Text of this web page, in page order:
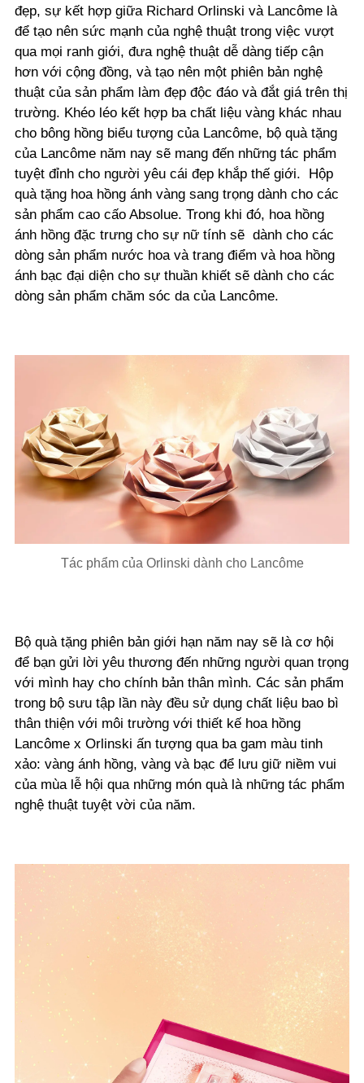
đẹp, sự kết hợp giữa Richard Orlinski và Lancôme là
để tạo nên sức mạnh của nghệ thuật trong việc vượt
qua mọi ranh giới, đưa nghệ thuật dễ dàng tiếp cận
hơn với cộng đồng, và tạo nên một phiên bản nghệ
thuật của sản phẩm làm đẹp độc đáo và đắt giá trên thị
trường. Khéo léo kết hợp ba chất liệu vàng khác nhau
cho bông hồng biểu tượng của Lancôme, bộ quà tặng
của Lancôme năm nay sẽ mang đến những tác phẩm
tuyệt đỉnh cho người yêu cái đẹp khắp thế giới. Hộp
quà tặng hoa hồng ánh vàng sang trọng dành cho các
sản phẩm cao cấo Absolue. Trong khi đó, hoa hồng
ánh hồng đặc trưng cho sự nữ tính sẽ dành cho các
dòng sản phẩm nước hoa và trang điểm và hoa hồng
ánh bạc đại diện cho sự thuần khiết sẽ dành cho các
dòng sản phẩm chăm sóc da của Lancôme.
Tác phẩm của Orlinski dành cho Lancôme
Bộ quà tặng phiên bản giới hạn năm nay sẽ là cơ hội
để bạn gửi lời yêu thương đến những người quan trọng
với mình hay cho chính bản thân mình. Các sản phẩm
trong bộ sưu tập lần này đều sử dụng chất liệu bao bì
thân thiện với môi trường với thiết kế hoa hồng
Lancôme x Orlinski ấn tượng qua ba gam màu tinh
xảo: vàng ánh hồng, vàng và bạc để lưu giữ niềm vui
của mùa lễ hội qua những món quà là những tác phẩm
nghệ thuật tuyệt vời của năm.